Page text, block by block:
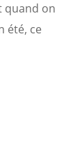
quand on
été, ce